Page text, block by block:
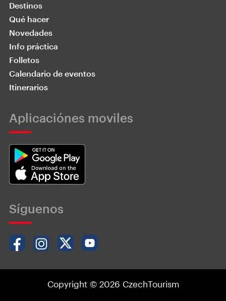
Destinos
Qué hacer
Novedades
Info práctica
Folletos
Calendario de eventos
Itinerarios
Aplicaciónes moviles
Síguenos
Copyright © 2026 CzechTourism